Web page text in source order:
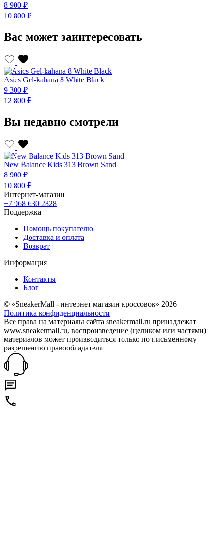
8 900 ₽
10 800 ₽
Вас может заинтересовать
Asics Gel-kahana 8 White Black
9 300 ₽
12 800 ₽
Вы недавно смотрели
New Balance Kids 313 Brown Sand
8 900 ₽
10 800 ₽
Интернет-магазин
+7 968 630 2828
Поддержка
Помощь покупателю
Доставка и оплата
Возврат
Информация
Контакты
Блог
© «SneakerMall - интернет магазин кроссовок» 2026
Политика конфиденциальности
Все права на материалы сайта sneakermall.ru принадлежат
www.sneakermall.ru, воспроизведение (целиком или частями)
материалов может производиться только по письменному
разрешению правообладателя